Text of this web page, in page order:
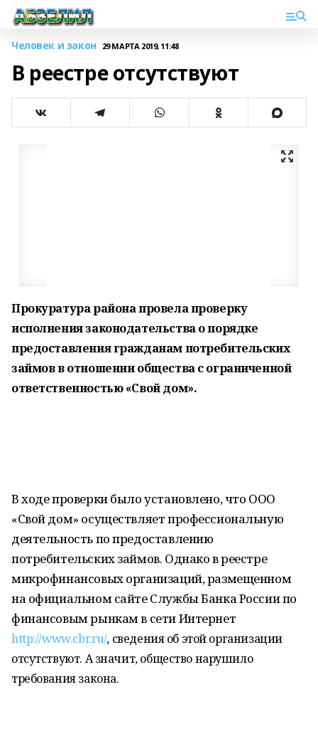
Человек и закон 29 МАРТА 2019, 11:48
В реестре отсутствуют
Прокуратура района провела проверку
исполнения законодательства о порядке
предоставления гражданам потребительских
займов в отношении общества с ограниченной
ответственностью «Свой дом».
В ходе проверки было установлено, что ООО
«Свой дом» осуществляет профессиональную
деятельность по предоставлению
потребительских займов. Однако в реестре
микрофинансовых организаций, размещенном
на официальном сайте Службы Банка России по
финансовым рынкам в сети Интернет
http://www.cbr.ru/, сведения об этой организации
отсутствуют. А значит, общество нарушило
требования закона.